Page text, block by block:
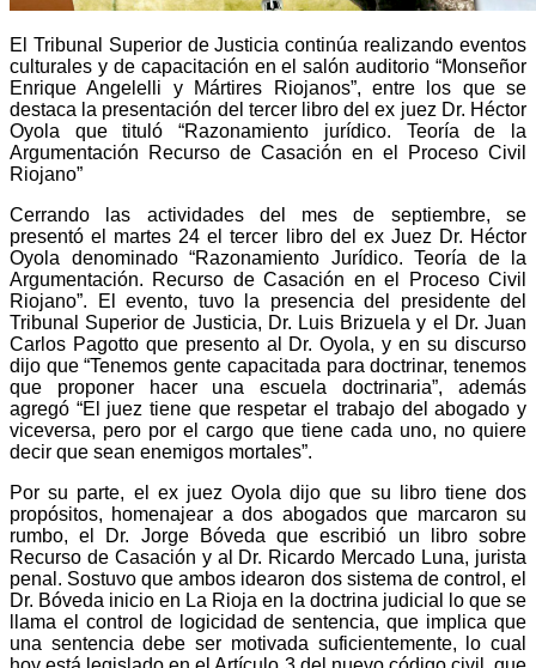
El Tribunal Superior de Justicia continúa realizando eventos
culturales y de capacitación en el salón auditorio “Monseñor
Enrique Angelelli y Mártires Riojanos”, entre los que se
destaca la presentación del tercer libro del ex juez Dr. Héctor
Oyola que tituló“Razonamiento jurídico. Teoría de la
Argumentación Recurso de Casación en el Proceso Civil
Riojano”
Cerrando las actividades del mes de septiembre, se
presentó el martes 24 el tercer libro del ex Juez Dr. Héctor
Oyola denominado “Razonamiento Jurídico. Teoría de la
Argumentación. Recurso de Casación en el Proceso Civil
Riojano”. El evento, tuvo la presencia del presidente del
Tribunal Superior de Justicia, Dr. Luis Brizuela y el Dr. Juan
Carlos Pagotto que presento al Dr. Oyola, y en su discurso
dijo que “Tenemos gente capacitada para doctrinar, tenemos
que proponer hacer una escuela doctrinaria”, además
agregó “El juez tiene que respetar el trabajo del abogado y
viceversa, pero por el cargo que tiene cada uno, no quiere
decir que sean enemigos mortales”.
Por su parte, el ex juez Oyola dijo que su libro tiene dos
propósitos, homenajear a dos abogados que marcaron su
rumbo, el Dr. Jorge Bóveda que escribió un libro sobre
Recurso de Casación y al Dr. Ricardo Mercado Luna, jurista
penal. Sostuvo que ambos idearon dos sistema de control, el
Dr. Bóveda inicio en La Rioja en la doctrina judicial lo que se
llama el control de logicidad de sentencia, que implica que
una sentencia debe ser motivada suficientemente, lo cual